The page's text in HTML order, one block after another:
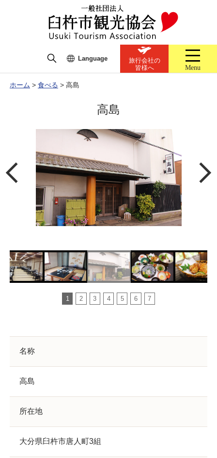
Language
旅行会社の
皆様へ
Menu
ホーム > 食べる > 高島
高島
1 2 3 4 5 6 7
名称
高島
所在地
大分県臼杵市唐人町3組